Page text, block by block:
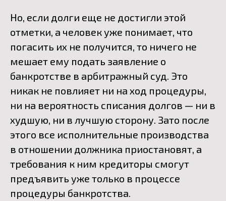
Но, если долги еще не достигли этой
отметки, а человек уже понимает, что
погасить их не получится, то ничего не
мешает ему подать заявление о
банкротстве в арбитражный суд. Это
никак не повлияет ни на ход процедуры,
ни на вероятность списания долгов — ни в
худшую, ни в лучшую сторону. Зато после
этого все исполнительные производства
в отношении должника приостановят, а
требования к ним кредиторы смогут
предъявить уже только в процессе
процедуры банкротства.